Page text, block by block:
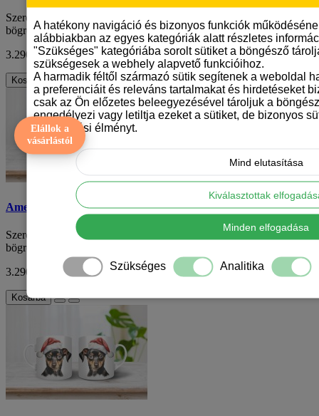
Szereted a kutyákat, különösen a törpe pincsereket? Akkor ezt a
bögrét neked találták ki! A karácson..
3.290 FtÁFA nélkül: 2.591 Ft
Kosárba
Amerikai pittbul mintás karácsonyi bögre
Szereted a kutyákat, különösen a törpe pincsereket? Akkor ezt a
bögrét neked találták ki! A karácson..
3.290 Ft
ÁFA nélkül: 2.591 Ft
Kosárba
Elállok a
vásárlástól
A hatékony navigáció és bizonyos funkciók
alábbiakban az egyes kategóriák alatt részletes
"Szükséges" kategóriába sorolt sütiket a böngésző
szükségesek a webhely alapvető funkcióihoz.
A harmadik féltől származó sütik segítenek a weboldal
a preferenciáit és releváns tartalmakat és hirdetéseket
csak az Ön előzetes beleegyezésével tároljuk a
engedélyezi vagy letiltja ezeket a sütiket, de bizonyos
böngészési élményt.
Mind elutasítása
Kiválasztottak
Minden elfogadása
Szükséges Analitika